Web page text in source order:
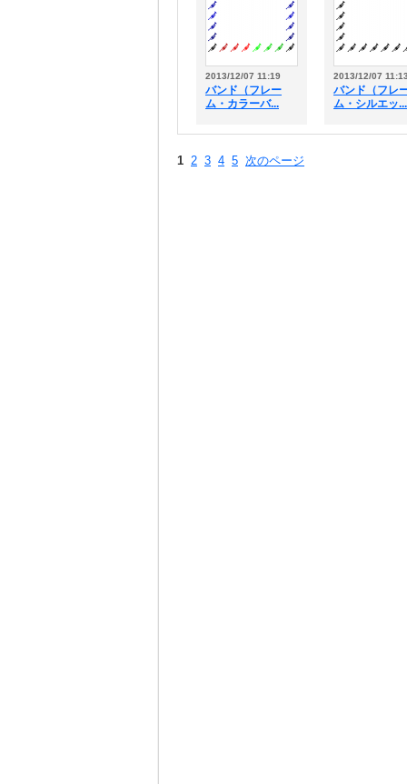
2013/12/07 11:19
バンド（フレー
ム・カラーバ...
2013/12/07
バンド（フレ
ム・シルエッ...
1 2 3 4 5 次のページ